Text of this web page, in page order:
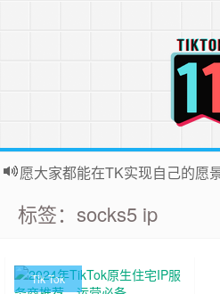
标签：socks5 ip
Tik Tok